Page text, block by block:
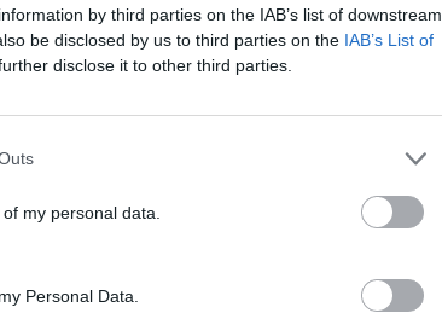
by third parties on the IAB’s list of downstream
be disclosed by us to third parties on the IAB’s List of
disclose it to other third parties.
my personal data.
Personal Data.